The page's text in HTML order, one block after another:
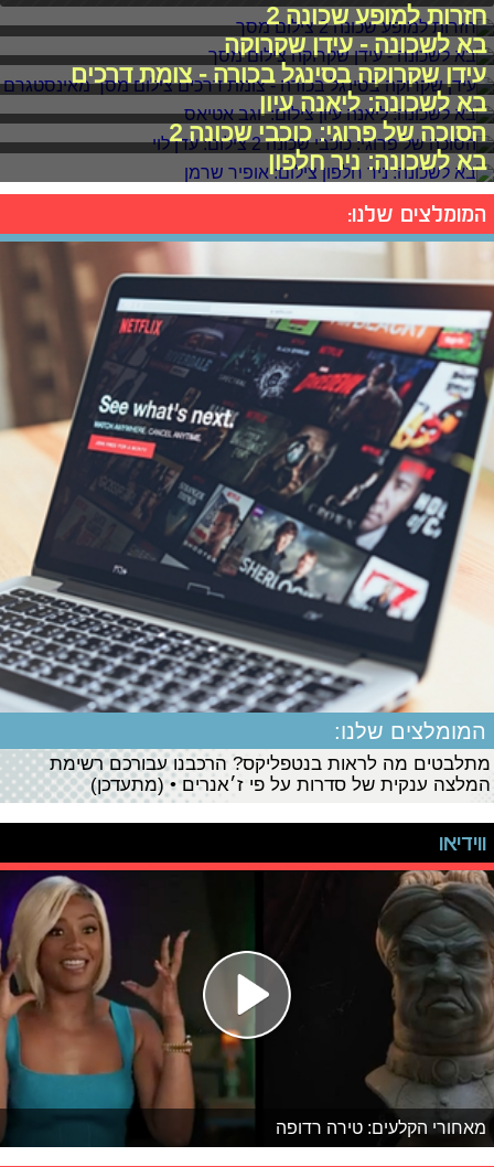
חזרות למופע שכונה 2
בא לשכונה - עידן שקרוקה
עידן שקרוקה בסינגל בכורה - צומת דרכים
בא לשכונה: ליאנה עיון
הסוכה של פרוגי: כוכבי שכונה 2
בא לשכונה: ניר חלפון
המומלצים שלנו:
המומלצים שלנו:
מתלבטים מה לראות בנטפליקס? הרכבנו עבורכם רשימת
המלצה ענקית של סדרות על פי ז׳אנרים • (מתעדכן)
ווידיאו
מאחורי הקלעים: טירה רדופה